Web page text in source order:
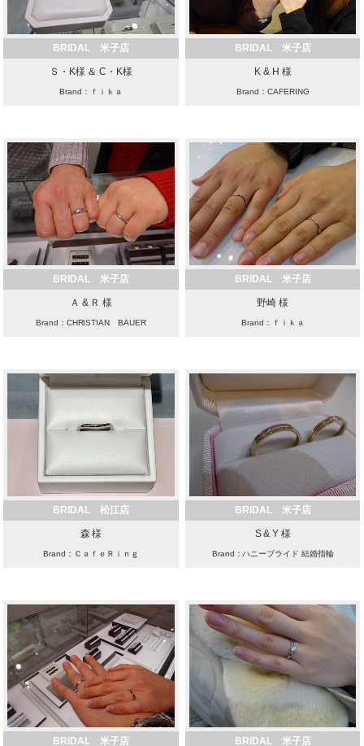
BRIDAL 米子店
Ｓ・K様 ＆ C・K様
Brand：ｆｉｋａ
BRIDAL 米子店
K & H 様
Brand：CAFERING
BRIDAL 米子店
Ａ & Ｒ 様
Brand：CHRISTIAN BAUER
BRIDAL 米子店
野崎 様
Brand：ｆｉｋａ
BRIDAL 松江店
森 様
Brand：ＣａｆｅＲｉｎｇ
BRIDAL 米子店
S & Y 様
Brand：ハニーブライド 結婚指輪
BRIDAL 米子店 BRIDAL 米子店